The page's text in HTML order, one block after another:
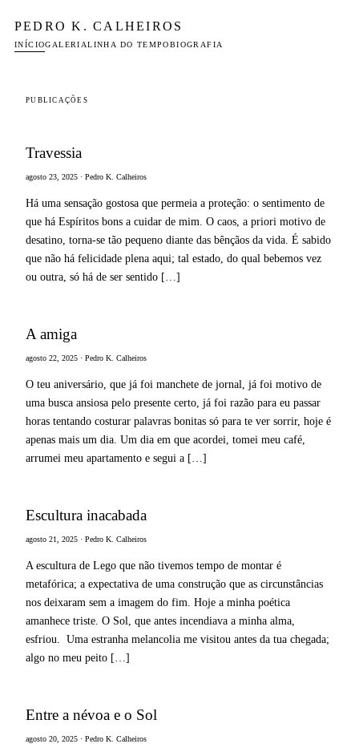
PEDRO K. CALHEIROS
INÍCIOGALERIALINHA DO TEMPOBIOGRAFIA
PUBLICAÇÕES
Travessia
agosto 23, 2025 · Pedro K. Calheiros
Há uma sensação gostosa que permeia a proteção: o sentimento de
que há Espíritos bons a cuidar de mim. O caos, a priori motivo de
desatino, torna-se tão pequeno diante das bênçãos da vida. É sabido
que não há felicidade plena aqui; tal estado, do qual bebemos vez
ou outra, só há de ser sentido […]
A amiga
agosto 22, 2025 · Pedro K. Calheiros
O teu aniversário, que já foi manchete de jornal, já foi motivo de
uma busca ansiosa pelo presente certo, já foi razão para eu passar
horas tentando costurar palavras bonitas só para te ver sorrir, hoje é
apenas mais um dia. Um dia em que acordei, tomei meu café,
arrumei meu apartamento e segui a […]
Escultura inacabada
agosto 21, 2025 · Pedro K. Calheiros
A escultura de Lego que não tivemos tempo de montar é
metafórica; a expectativa de uma construção que as circunstâncias
nos deixaram sem a imagem do fim. Hoje a minha poética
amanhece triste. O Sol, que antes incendiava a minha alma,
esfriou. Uma estranha melancolia me visitou antes da tua chegada;
algo no meu peito […]
Entre a névoa e o Sol
agosto 20, 2025 · Pedro K. Calheiros